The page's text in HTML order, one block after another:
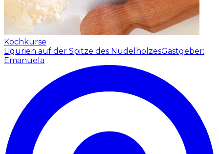
Kochkurse
Ligurien auf der Spitze des NudelholzesGastgeber:
Emanuela